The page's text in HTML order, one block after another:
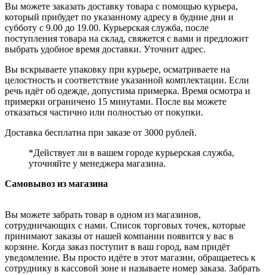
Вы можете заказать доставку товара с помощью курьера,
который прибудет по указанному адресу в будние дни и
субботу с 9.00 до 19.00. Курьерская служба, после
поступления товара на склад, свяжется с вами и предложит
выбрать удобное время доставки. Уточнит адрес.
Вы вскрываете упаковку при курьере, осматриваете на
целостность и соответствие указанной комплектации. Если
речь идёт об одежде, допустима примерка. Время осмотра и
примерки ограничено 15 минутами. После вы можете
отказаться частично или полностью от покупки.
Доставка бесплатна при заказе от 3000 рублей.
*Действует ли в вашем городе курьерская служба,
уточняйте у менеджера магазина.
Самовывоз из магазина
Вы можете забрать товар в одном из магазинов,
сотрудничающих с нами. Список торговых точек, которые
принимают заказы от нашей компании появится у вас в
корзине. Когда заказ поступит в ваш город, вам придёт
уведомление. Вы просто идёте в этот магазин, обращаетесь к
сотруднику в кассовой зоне и называете номер заказа. Забрать